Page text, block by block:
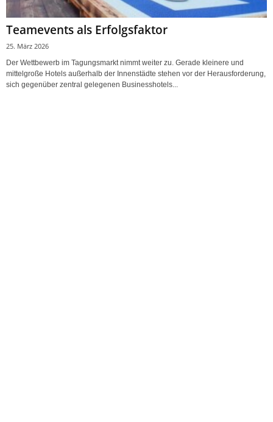
Teamevents als Erfolgsfaktor
25. März 2026
Der Wettbewerb im Tagungsmarkt nimmt weiter zu. Gerade kleinere und
mittelgroße Hotels außerhalb der Innenstädte stehen vor der Herausforderung,
sich gegenüber zentral gelegenen Businesshotels...